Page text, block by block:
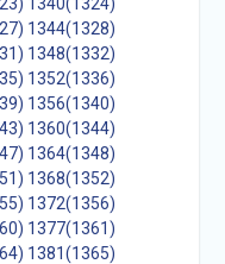
1344(1328)
1348(1332)
1352(1336)
1356(1340)
1360(1344)
1364(1348)
1368(1352)
1372(1356)
1377(1361)
1381(1365)